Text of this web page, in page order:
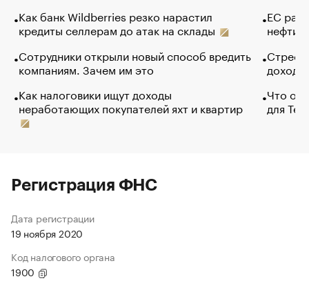
Как банк Wildberries резко нарастил
кредиты селлерам до атак на склады
Сотрудники открыли новый способ вредить
компаниям. Зачем им это
Как налоговики ищут доходы
неработающих покупателей яхт и квартир
ЕС
нефти
Что
для
Регистрация ФНС
Дата регистрации
19 ноября 2020
Код налогового органа
1900